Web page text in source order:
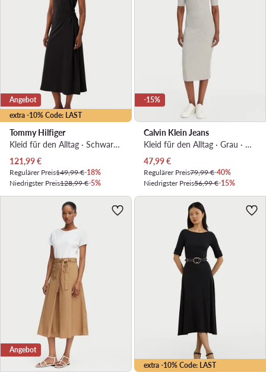
extra -10% Code: LAST
Angebot
Tommy Hilfiger
Kleid für den Alltag · Schwarz · Midi
Aktueller Preis
121,99€
Regulärer Preis149,99 €-18%
Niedrigster Preis128,99 €-5%
-15%
Calvin Klein Jeans
Kleid für den Alltag · Grau · Midi
Aktueller Preis
47,99€
Regulärer Preis79,99 €-40%
Niedrigster Preis56,99 €-15%
Angebot
extra -10% Code: LAST